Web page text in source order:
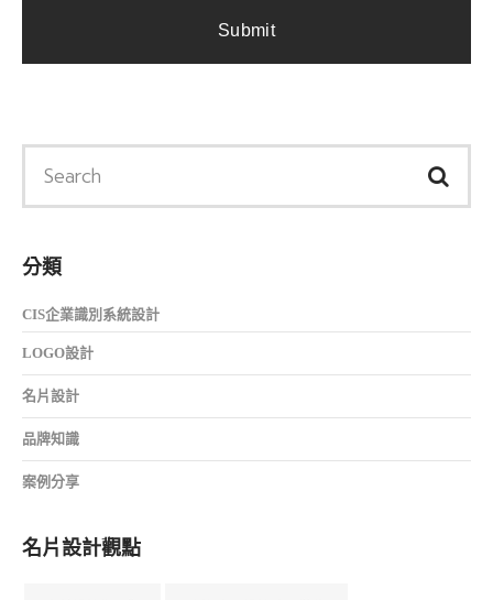
分類
CIS企業識別系統設計
LOGO設計
名片設計
品牌知識
案例分享
名片設計觀點